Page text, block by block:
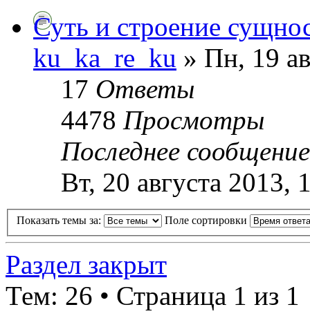
Суть и строение
ku_ka_re_ku » Пн, 19
17 Ответы
4478 Просмотры
Последнее
Вт, 20 августа 2013,
Показать темы за: Поле сортировки
Раздел закрыт
Тем: 26 • Страница 1 из 1